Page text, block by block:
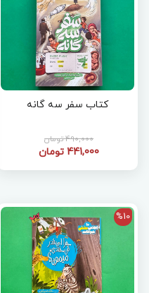
کتاب سفر سه گانه
490,000 تومان
441,000 تومان
%10